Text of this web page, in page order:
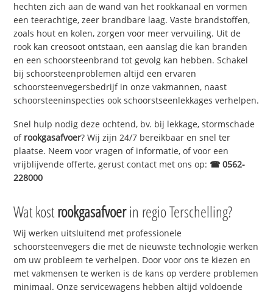
hechten zich aan de wand van het rookkanaal en vormen
een teerachtige, zeer brandbare laag. Vaste brandstoffen,
zoals hout en kolen, zorgen voor meer vervuiling. Uit de
rook kan creosoot ontstaan, een aanslag die kan branden
en een schoorsteenbrand tot gevolg kan hebben. Schakel
bij schoorsteenproblemen altijd een ervaren
schoorsteenvegersbedrijf in onze vakmannen, naast
schoorsteeninspecties ook schoorstseenlekkages verhelpen.
Snel hulp nodig deze ochtend, bv. bij lekkage, stormschade
of rookgasafvoer? Wij zijn 24/7 bereikbaar en snel ter
plaatse. Neem voor vragen of informatie, of voor een
vrijblijvende offerte, gerust contact met ons op: ☎ 0562-
228000
Wat kostrookgasafvoerin regio Terschelling?
Wij werken uitsluitend met professionele
schoorsteenvegers die met de nieuwste technologie werken
om uw probleem te verhelpen. Door voor ons te kiezen en
met vakmensen te werken is de kans op verdere problemen
minimaal. Onze servicewagens hebben altijd voldoende